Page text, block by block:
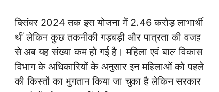
दिसंबर 2024 तक इस योजना में 2.46 करोड़ लाभार्थी
थीं लेकिन कुछ तकनीकी गड़बड़ी और पात्रता की वजह
से अब यह संख्या कम हो गई है। महिला एवं बाल विकास
विभाग के अधिकारियों के अनुसार इन महिलाओं को पहले
की किस्तों का भुगतान किया जा चुका है लेकिन सरकार